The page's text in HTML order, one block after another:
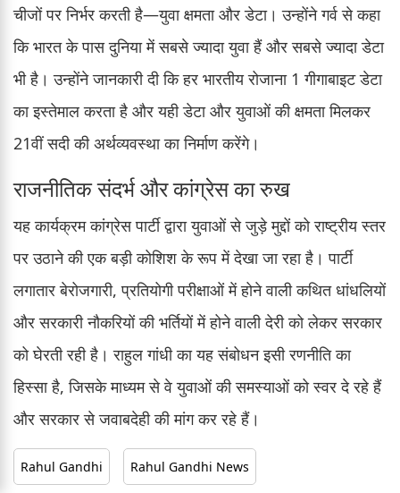
चीजों पर निर्भर करती है—युवा क्षमता और डेटा। उन्होंने गर्व से कहा
कि भारत के पास दुनिया में सबसे ज्यादा युवा हैं और सबसे ज्यादा डेटा
भी है। उन्होंने जानकारी दी कि हर भारतीय रोजाना 1 गीगाबाइट डेटा
का इस्तेमाल करता है और यही डेटा और युवाओं की क्षमता मिलकर
21वीं सदी की अर्थव्यवस्था का निर्माण करेंगे।
राजनीतिक संदर्भ और कांग्रेस का रुख
यह कार्यक्रम कांग्रेस पार्टी द्वारा युवाओं से जुड़े मुद्दों को राष्ट्रीय स्तर
पर उठाने की एक बड़ी कोशिश के रूप में देखा जा रहा है। पार्टी
लगातार बेरोजगारी, प्रतियोगी परीक्षाओं में होने वाली कथित धांधलियों
और सरकारी नौकरियों की भर्तियों में होने वाली देरी को लेकर सरकार
को घेरती रही है। राहुल गांधी का यह संबोधन इसी रणनीति का
हिस्सा है, जिसके माध्यम से वे युवाओं की समस्याओं को स्वर दे रहे हैं
और सरकार से जवाबदेही की मांग कर रहे हैं।
Rahul Gandhi Rahul Gandhi News